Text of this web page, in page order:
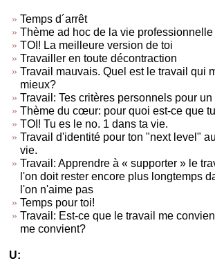
Temps d´arrêt
Thème ad hoc de la vie professionnelle
TOI! La meilleure version de toi
Travailler en toute décontraction
Travail mauvais. Quel est le travail qui
mieux?
Travail: Tes critères personnels pour
Thème du cœur: pour quoi est-ce que
TOI! Tu es le no. 1 dans ta vie.
Travail d'identité pour ton "next level"
vie.
Travail: Apprendre à « supporter » le
l'on doit rester encore plus longtemps
l'on n'aime pas
Temps pour toi!
Travail: Est-ce que le travail me
me convient?
U: